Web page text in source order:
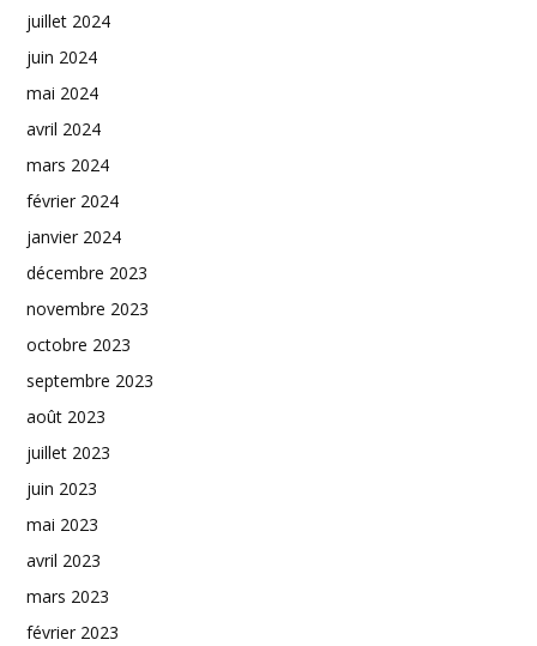
juillet 2024
juin 2024
mai 2024
avril 2024
mars 2024
février 2024
janvier 2024
décembre 2023
novembre 2023
octobre 2023
septembre 2023
août 2023
juillet 2023
juin 2023
mai 2023
avril 2023
mars 2023
février 2023